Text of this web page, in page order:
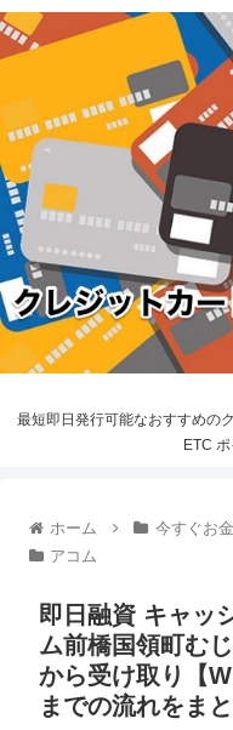
最短即日発行可能なおすすめの
ETC
ホーム
今すぐお
アコム
即日融資 キャッ
ム前橋国領町む
から受け取り【
までの流れをま